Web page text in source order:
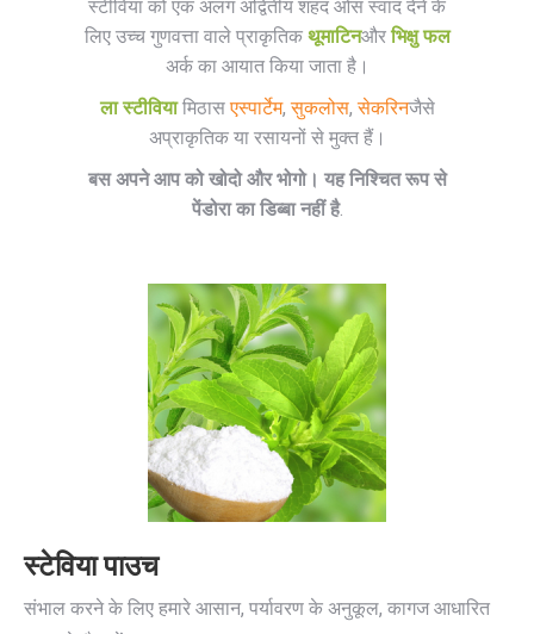
स्टीविया को एक अलग अद्वितीय शहद ओस स्वाद देने के
लिए उच्च गुणवत्ता वाले प्राकृतिक थूमाटिनऔरभिक्षु फल
अर्क का आयात किया जाता है।
ला स्टीवियामिठासएस्पार्टेम,सुकलोस,सेकरिनजैसे
अप्राकृतिक या रसायनों से मुक्त हैं।
बस अपने आप को खोदो और भोगो। यह निश्चित रूप से
पेंडोरा का डिब्बा नहीं है.
स्टेविया पाउच
संभाल करने के लिए हमारे आसान, पर्यावरण के अनुकूल, कागज आधारित